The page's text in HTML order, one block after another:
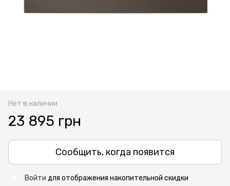
Нет в наличии
23 895 грн
Сообщить, когда появится
Войти для отображения накопительной скидки